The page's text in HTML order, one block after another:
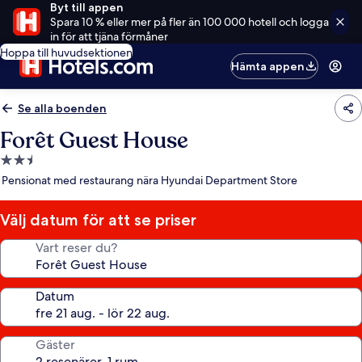
Byt till appen
Spara 10 % eller mer på fler än 100 000 hotell och logga
in för att tjäna förmåner
Hoppa till huvudsektionen
Hämta appen
Se alla boenden
Forêt Guest House
2.5-
stjärnigt
Pensionat med restaurang nära Hyundai Department Store
Välj datum för att se priser
Vart reser du?
Datum
Gäster